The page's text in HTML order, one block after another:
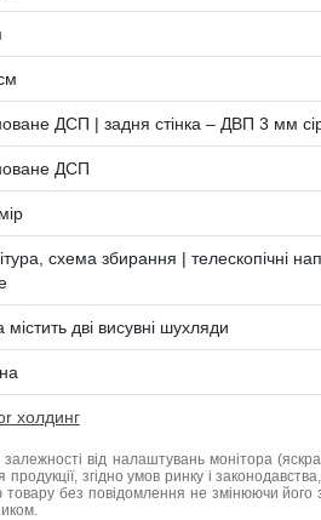
ДСП | задня стінка – ДВП 3 мм
ДСП
схема збирання | телескопічні
містить дві висувні шухляди
холдинг
залежності від налаштувань монітора
згідно умов ринку і
без повідомлення не змінюючи його